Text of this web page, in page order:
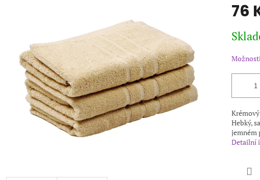
hvězdiček.
76
cena:
Hebký,
jemném
Detailní